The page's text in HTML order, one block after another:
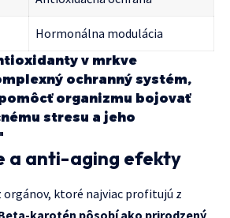
Hormonálna modulácia
v mrkve
ochranný systém,
organizmu bojovať
stresu a jeho
a anti-aging efekty
orgánov, ktoré najviac profitujú z